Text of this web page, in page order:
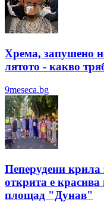
Хрема, запушено
лятотo - какво
9meseca.bg
Пеперудени
открита е
площад "Дунав"